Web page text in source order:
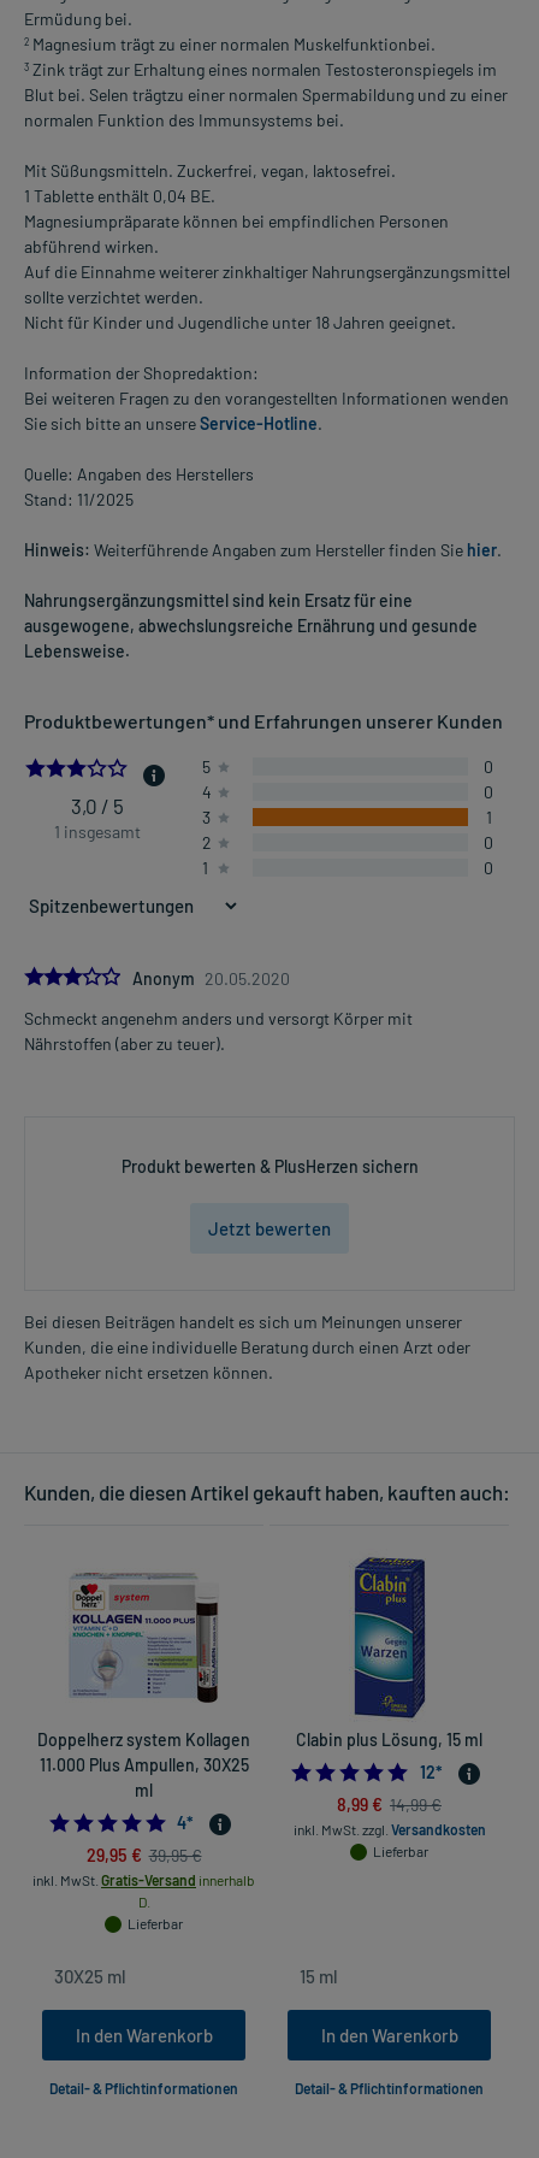
Ermüdung bei.
2 Magnesium trägt zu einer normalen Muskelfunktionbei.
3 Zink trägt zur Erhaltung eines normalen Testosteronspiegels im
Blut bei. Selen trägtzu einer normalen Spermabildung und zu einer
normalen Funktion des Immunsystems bei.
Mit Süßungsmitteln. Zuckerfrei, vegan, laktosefrei.
1 Tablette enthält 0,04 BE.
Magnesiumpräparate können bei empfindlichen Personen
abführend wirken.
Auf die Einnahme weiterer zinkhaltiger Nahrungsergänzungsmittel
sollte verzichtet werden.
Nicht für Kinder und Jugendliche unter 18 Jahren geeignet.
Information der Shopredaktion:
Bei weiteren Fragen zu den vorangestellten Informationen wenden
Sie sich bitte an unsereService-Hotline.
Quelle: Angaben des Herstellers
Stand: 11/2025
Hinweis: Weiterführende Angaben zum Hersteller finden Sie hier.
Nahrungsergänzungsmittel sind kein Ersatz für eine
ausgewogene, abwechslungsreiche Ernährung und gesunde
Lebensweise.
Produktbewertungen* und Erfahrungen unserer Kunden
3.0
3,0 / 5
1 insgesamt
5
0
4
0
3
1
2
0
1
0
3.0Anonym 20.05.2020
Schmeckt angenehm anders und versorgt Körper mit
Nährstoffen (aber zu teuer).
Produkt bewerten & PlusHerzen sichern
Jetzt bewerten
Bei diesen Beiträgen handelt es sich um Meinungen unserer
Kunden, die eine individuelle Beratung durch einen Arzt oder
Apotheker nicht ersetzen können.
Kunden, die diesen Artikel gekauft haben, kauften auch:
Doppelherz system Kollagen
11.000 Plus Ampullen, 30X25
ml
5.0
4*
29,95 € 39,95 €
inkl. MwSt. Gratis-Versand innerhalb
D.
Lieferbar
In den Warenkorb
Detail- & Pflichtinformationen
Clabin plus Lösung, 15 ml
12*
8,99 € 14,99 €
inkl. MwSt. zzgl. Versandkosten
Lieferbar
In den Warenkorb
Detail- & Pflichtinformationen